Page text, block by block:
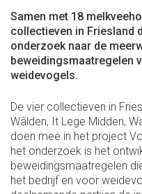
Samen met 18
collectieven in Friesland
onderzoek naar de
beweidingsmaatregelen
weidevogels.
De vier collectieven in
Wâlden, It Lege Midden,
doen mee in het project
het onderzoek is het
beweidingsmaatregelen
het bedrijf en voor